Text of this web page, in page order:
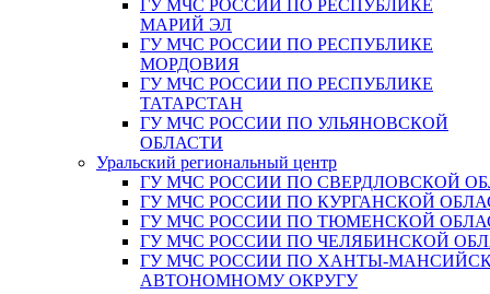
ГУ МЧС РОССИИ ПО РЕСПУБЛИКЕ
МАРИЙ ЭЛ
ГУ МЧС РОССИИ ПО РЕСПУБЛИКЕ
МОРДОВИЯ
ГУ МЧС РОССИИ ПО РЕСПУБЛИКЕ
ТАТАРСТАН
ГУ МЧС РОССИИ ПО УЛЬЯНОВСКОЙ
ОБЛАСТИ
Уральский региональный центр
ГУ МЧС РОССИИ ПО СВЕРДЛОВСКОЙ
ГУ МЧС РОССИИ ПО КУРГАНСКОЙ
ГУ МЧС РОССИИ ПО ТЮМЕНСКОЙ
ГУ МЧС РОССИИ ПО ЧЕЛЯБИНСКОЙ
ГУ МЧС РОССИИ ПО ХАНТЫ-
АВТОНОМНОМУ ОКРУГУ